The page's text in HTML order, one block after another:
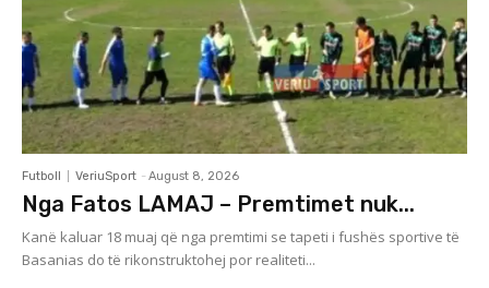
Futboll VeriuSport - August 8, 2026
Nga Fatos LAMAJ – Premtimet nuk...
Kanë kaluar 18 muaj që nga premtimi se tapeti i fushës sportive të
Basanias do të rikonstruktohej por realiteti...